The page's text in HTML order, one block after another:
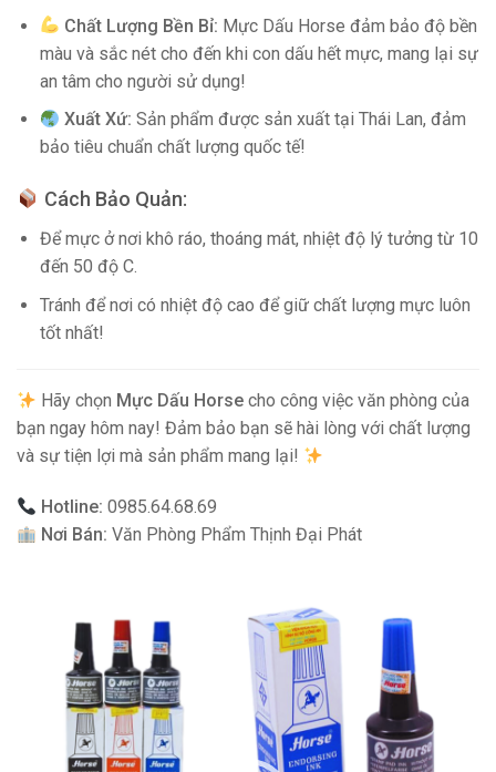
Chất Lượng Bền Bỉ: Mực Dấu Horse đảm bảo độ bền
màu và sắc nét cho đến khi con dấu hết mực, mang lại sự
an tâm cho người sử dụng!
Xuất Xứ: Sản phẩm được sản xuất tại Thái Lan, đảm
bảo tiêu chuẩn chất lượng quốc tế!
Cách Bảo Quản:
Để mực ở nơi khô ráo, thoáng mát, nhiệt độ lý tưởng từ 10
đến 50 độ C.
Tránh để nơi có nhiệt độ cao để giữ chất lượng mực luôn
tốt nhất!
Hãy chọn Mực Dấu Horse cho công việc văn phòng của
bạn ngay hôm nay! Đảm bảo bạn sẽ hài lòng với chất lượng
và sự tiện lợi mà sản phẩm mang lại!
Hotline: 0985.64.68.69
Nơi Bán: Văn Phòng Phẩm Thịnh Đại Phát